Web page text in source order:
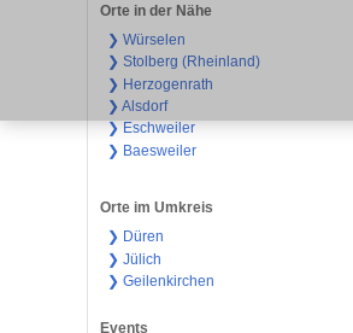
Orte in der Nähe
❯ Würselen
❯ Stolberg (Rheinland)
❯ Herzogenrath
❯ Alsdorf
❯ Eschweiler
❯ Baesweiler
Orte im Umkreis
❯ Düren
❯ Jülich
❯ Geilenkirchen
Events